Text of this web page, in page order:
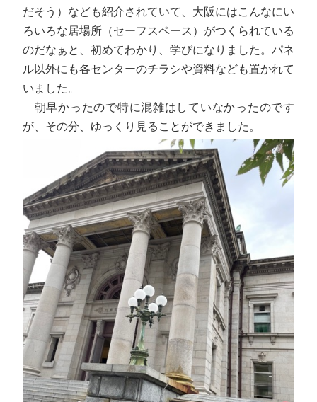
だそう）なども紹介されていて、大阪にはこんなにい
ろいろな居場所（セーフスペース）がつくられている
のだなぁと、初めてわかり、学びになりました。パネ
ル以外にも各センターのチラシや資料なども置かれて
いました。
朝早かったので特に混雑はしていなかったのです
が、その分、ゆっくり見ることができました。